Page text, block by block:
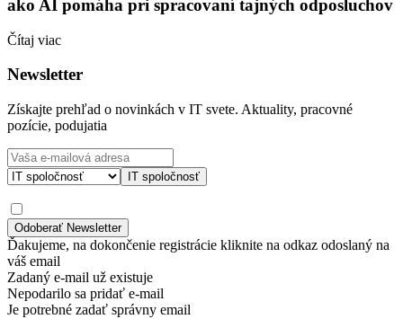
ako AI pomáha pri spracovaní tajných odposluchov
Čítaj viac
Newsletter
Získajte prehľad o novinkách v IT svete. Aktuality, pracovné
pozície, podujatia
IT spoločnosť
Ďakujeme, na dokončenie registrácie kliknite na odkaz odoslaný na
váš email
Zadaný e-mail už existuje
Nepodarilo sa pridať e-mail
Je potrebné zadať správny email